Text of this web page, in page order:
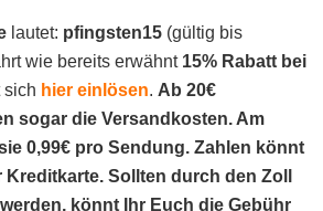
lautet: pfingsten15 (gültig bis
wie bereits erwähnt 15% Rabatt bei
sich hier einlösen. Ab 20€
sogar die Versandkosten. Am
0,99€ pro Sendung. Zahlen könnt
Kreditkarte. Sollten durch den Zoll
könnt Ihr Euch die Gebühr